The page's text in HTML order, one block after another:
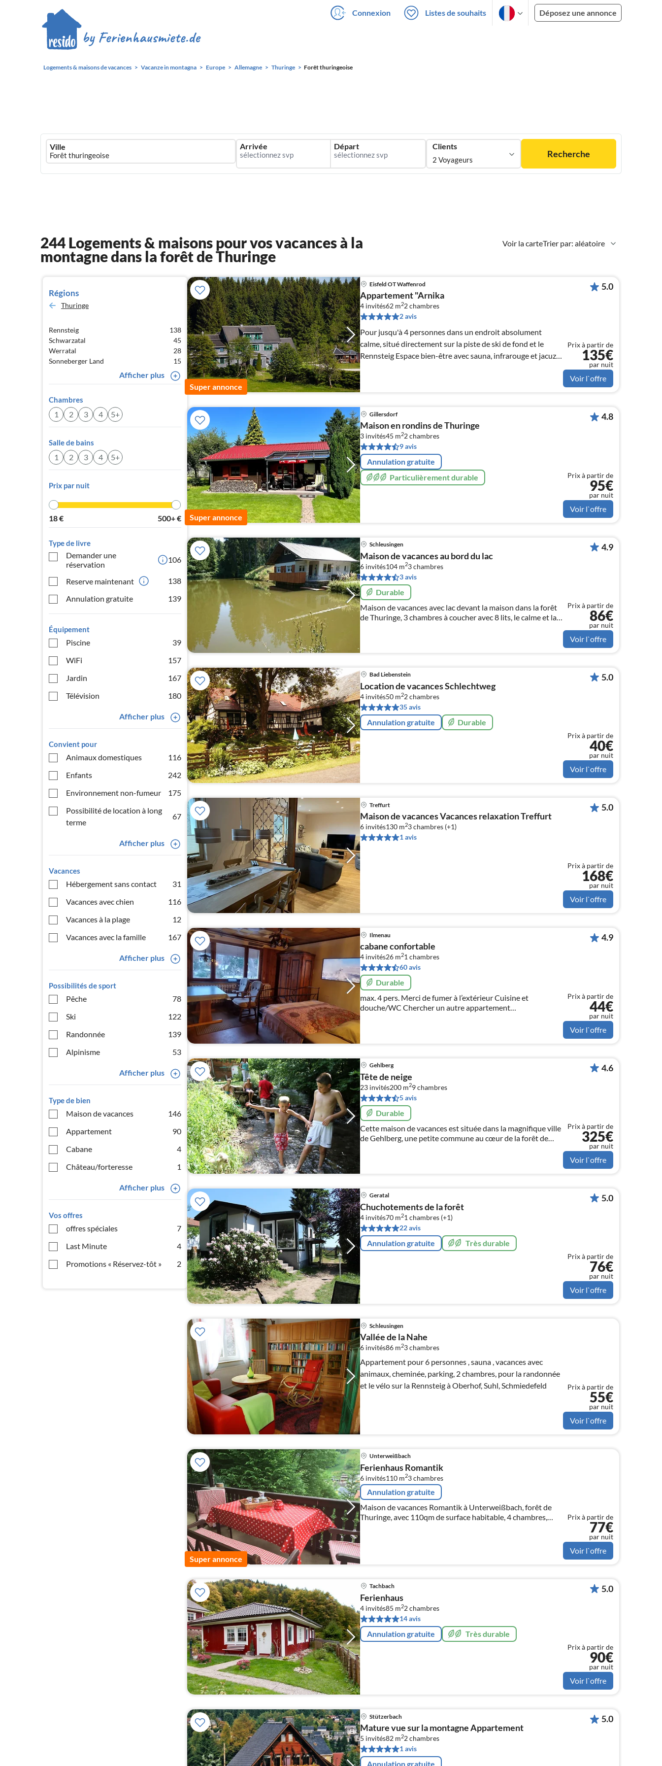
Connexion Listes de souhaits Déposez une annonce
Logements & maisons de vacances Vacanze in montagna Europe Allemagne Thuringe Forêt thuringeoise
Ferienhausmiete
logo
Ville Arrivée Départ Clients
2 Voyageurs
Recherche
Voir la carteTrier par: aléatoire
244 Logements & maisons pour vos vacances à la
montagne dans la forêt de Thuringe
Régions
Thuringe
Rennsteig
138
Schwarzatal
45
Werratal
28
Sonneberger Land
15
Afficher plus
Chambres
1 2 3 4 5+
Salle de bains
1 2 3 4 5+
Prix par nuit
18€ 500+€
Type de livre
Demander une
réservation
106
Reserve maintenant
138
Annulation gratuite
139
Équipement
Piscine
39
WiFi
157
Jardin
167
Télévision
180
Afficher plus
Convient pour
Animaux domestiques
116
Enfants
242
Environnement non-fumeur
175
Possibilité de location à long
terme
67
Afficher plus
Vacances
Hébergement sans contact
31
Vacances avec chien
116
Vacances à la plage
12
Vacances avec la famille
167
Afficher plus
Possibilités de sport
Pêche
78
Ski
122
Randonnée
139
Alpinisme
53
Afficher plus
Type de bien
Maison de vacances
146
Appartement
90
Cabane
4
Château/forteresse
1
Afficher plus
Vos offres
offres spéciales
7
Last Minute
4
Promotions « Réservez-tôt »
2
Super annonce
Eisfeld OT Waffenrod
Appartement "Arnika
4 invités62 m22chambres
2 avis
Pour jusqu'à 4 personnes dans un endroit absolument
calme, situé directement sur la piste de ski de fond et le
Rennsteig Espace bien-être avec sauna, infrarouge et jacuzzi
nouveau depuis décembre 2019.
5.0
Prix à partir de
135€
par nuit
Voir l`offre
Super annonce
Gillersdorf
Maison en rondins de Thuringe
3 invités45 m22chambres
9 avis
Annulation gratuite
Particulièrement durable
4.8
Prix à partir de
95€
par nuit
Voir l`offre
Schleusingen
Maison de vacances au bord du lac
6 invités104 m23chambres
3 avis
Durable
Maison de vacances avec lac devant la maison dans la forêt
de Thuringe, 3 chambres à coucher avec 8 lits, le calme et la
4.9
Prix à partir de
86€
par nuit
Voir l`offre
Bad Liebenstein
Location de vacances Schlechtweg
4 invités50 m22chambres
35 avis
Annulation gratuite Durable
5.0
Prix à partir de
40€
par nuit
Voir l`offre
Treffurt
Maison de vacances Vacances relaxation Treffurt
6 invités130 m23chambres (+1)
1 avis
5.0
Prix à partir de
168€
par nuit
Voir l`offre
Ilmenau
cabane confortable
4 invités26 m21chambres
60 avis
Durable
max. 4 pers. Merci de fumer à l’extérieur Cuisine et
douche/WC Chercher un autre appartement
"fewolessingpark"
4.9
Prix à partir de
44€
par nuit
Voir l`offre
Gehlberg
Tête de neige
23 invités200 m29chambres
5 avis
Durable
Cette maison de vacances est située dans la magnifique ville
de Gehlberg, une petite commune au cœur de la forêt de
4.6
Prix à partir de
325€
par nuit
Voir l`offre
Geratal
Chuchotements de la forêt
4 invités70 m21 chambres (+1)
22 avis
Annulation gratuite Très durable
5.0
Prix à partir de
76€
par nuit
Voir l`offre
Schleusingen
Vallée de la Nahe
6 invités86 m23chambres
Appartement pour 6 personnes , sauna , vacances avec
animaux, cheminée, parking, 2 chambres, pour la randonnée
et le vélo sur la Rennsteig à Oberhof, Suhl, Schmiedefeld
Prix à partir de
55€
par nuit
Voir l`offre
Super annonce
Unterweißbach
Ferienhaus Romantik
6 invités110 m23chambres
Annulation gratuite
Maison de vacances Romantik à Unterweißbach, forêt de
Thuringe, avec 110qm de surface habitable, 4 chambres,
Prix à partir de
77€
par nuit
Voir l`offre
Tachbach
Ferienhaus
4 invités85 m22chambres
14 avis
Annulation gratuite Très durable
5.0
Prix à partir de
90€
par nuit
Voir l`offre
Stützerbach
Mature vue sur la montagne Appartement
5 invités82 m22chambres
1 avis
Annulation gratuite
5.0